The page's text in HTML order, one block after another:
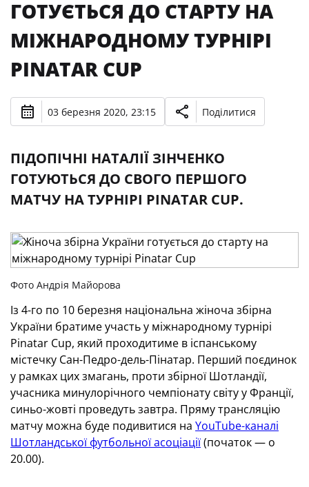
ГОТУЄТЬСЯ ДО СТАРТУ НА
МІЖНАРОДНОМУ ТУРНІРІ
PINATAR CUP
03 березня 2020, 23:15 Поділитися
ПІДОПІЧНІ НАТАЛІЇ ЗІНЧЕНКО
ГОТУЮТЬСЯ ДО СВОГО ПЕРШОГО
МАТЧУ НА ТУРНІРІ PINATAR CUP.
Фото Андрія Майорова
Із 4-го по 10 березня національна жіноча збірна
України братиме участь у міжнародному турнірі
Pinatar Cup, який проходитиме в іспанському
містечку Сан-Педро-дель-Пінатар. Перший поєдинок
у рамках цих змагань, проти збірної Шотландії,
учасника минулорічного чемпіонату світу у Франції,
синьо-жовті проведуть завтра. Пряму трансляцію
матчу можна буде подивитися на YouTube-каналі
Шотландської футбольної асоціації(початок — о
20.00).